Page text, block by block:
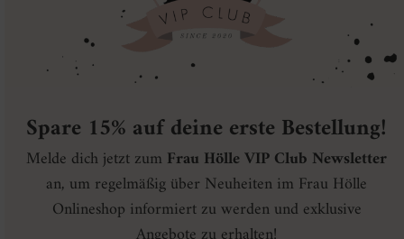
Spare 15% auf deine erste Bestellung!
Melde dich jetzt zum Frau Hölle VIP Club Newsletter
an, um regelmäßig über Neuheiten im Frau Hölle
Onlineshop informiert zu werden und exklusive